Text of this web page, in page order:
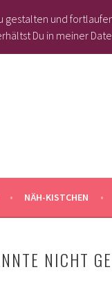
NÄH-KISTCHEN
NICHT
gestalten und
Du in meiner